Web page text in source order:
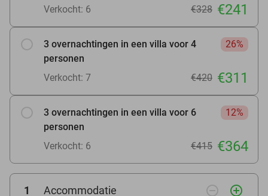
Verkocht: 6 €328 €241
3 overnachtingen in een villa voor 4
personen
26%
Verkocht: 7 €420 €311
3 overnachtingen in een villa voor 6
personen
12%
Verkocht: 6 €415 €364
1 Accommodatie remove_circle_outline add_circle_outline